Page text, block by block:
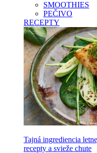
SMOOTHIES
PEČIVO
RECEPTY
Tajná ingrediencia
recepty a svieže chute